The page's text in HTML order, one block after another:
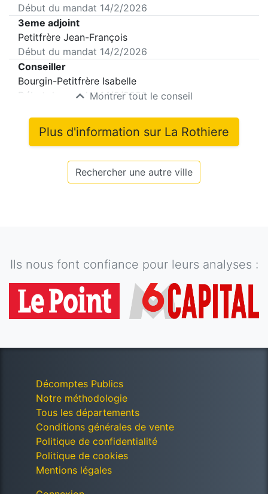
Début du mandat 14/2/2026
3eme adjoint
Petitfrère Jean-François
Début du mandat 14/2/2026
Conseiller
Bourgin-Petitfrère Isabelle
Début du mandat14/2/2026
Montrer tout le conseil
Plus d'information sur La Rothiere
Rechercher une autre ville
Ils nous font confiance pour leurs analyses :
Décomptes Publics
Notre méthodologie
Tous les départements
Conditions générales de vente
Politique de confidentialité
Politique de cookies
Mentions légales